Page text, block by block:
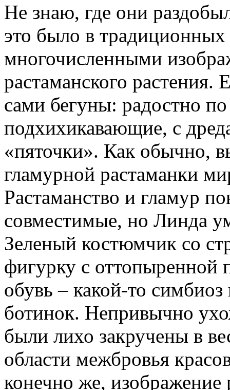
Не знаю, где они
это было в традиционных
многочисленными
растаманского растения.
сами бегуны: радостно
подхихикавающие, с
«пяточки». Как обычно,
гламурной растаманки
Растаманство и гламур
совместимые, но Линда
Зеленый костюмчик со
фигурку с оттопыренной
обувь – какой-то
ботинок. Непривычно
были лихо закручены в
области межбровья
конечно же, изображение